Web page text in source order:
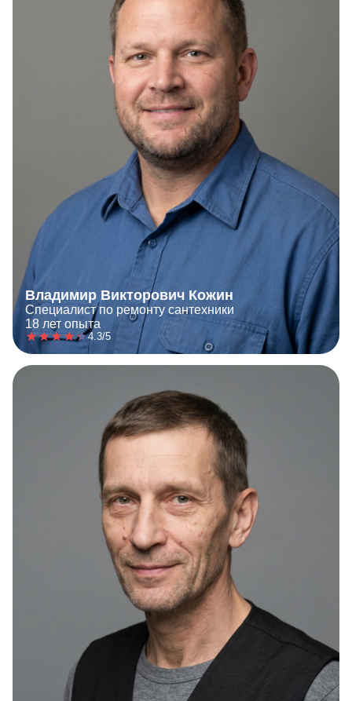
Владимир Викторович Кожин
Специалист по ремонту сантехники
18 лет опыта
4.3/5